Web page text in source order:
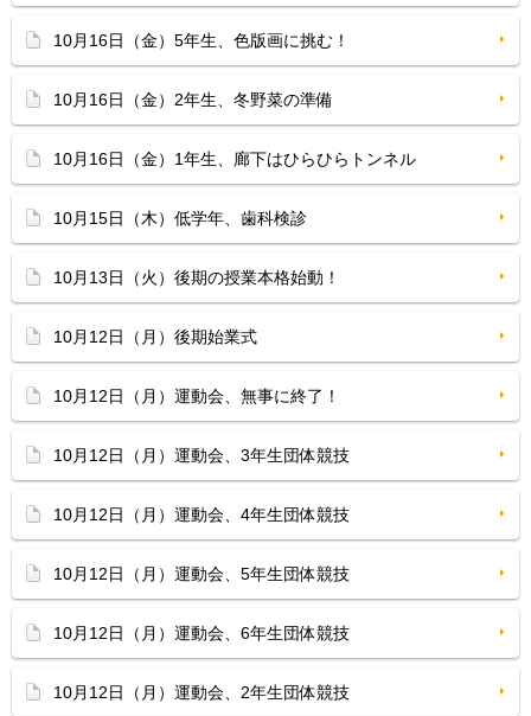
10月16日（金）5年生、色版画に挑む！
10月16日（金）2年生、冬野菜の準備
10月16日（金）1年生、廊下はひらひらトンネル
10月15日（木）低学年、歯科検診
10月13日（火）後期の授業本格始動！
10月12日（月）後期始業式
10月12日（月）運動会、無事に終了！
10月12日（月）運動会、3年生団体競技
10月12日（月）運動会、4年生団体競技
10月12日（月）運動会、5年生団体競技
10月12日（月）運動会、6年生団体競技
10月12日（月）運動会、2年生団体競技